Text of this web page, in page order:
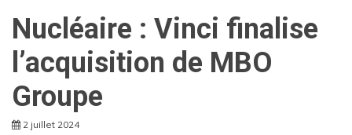
Nucléaire : Vinci finalise
l’acquisition de MBO
Groupe
2 juillet 2024